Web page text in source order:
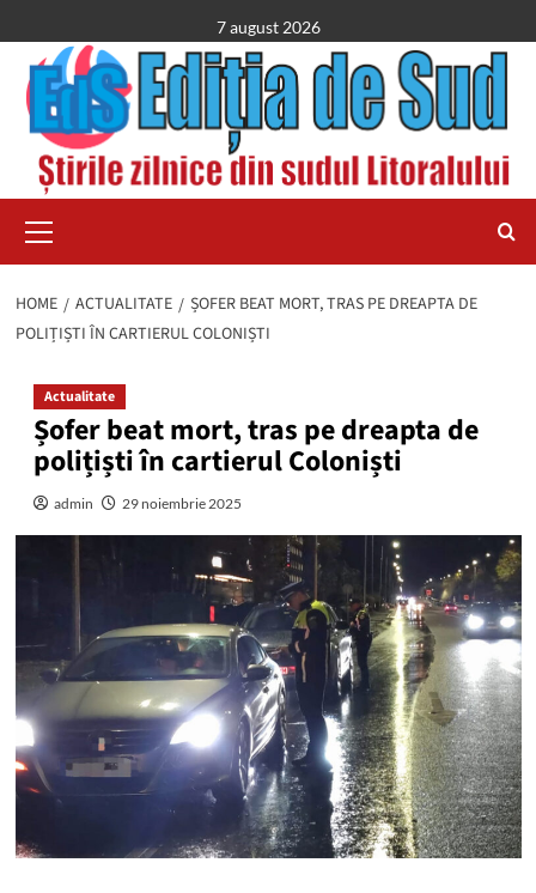
to
content
7 august 2026
Menu
HOME ACTUALITATE
ȘOFER BEAT MORT, TRAS PE DREAPTA DE
POLIȚIȘTI ÎN CARTIERUL COLONIȘTI
Actualitate
Șofer beat mort, tras pe dreapta de
polițiști în cartierul Coloniști
admin 29 noiembrie 2025